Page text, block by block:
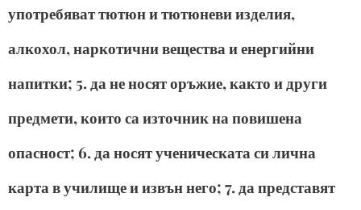
употребяват тютюн и тютюневи изделия,
алкохол, наркотични вещества и енергийни
напитки; 5. да не носят оръжие, както и други
предмети, които са източник на повишена
опасност; 6. да носят ученическата си лична
карта в училище и извън него; 7. да представят